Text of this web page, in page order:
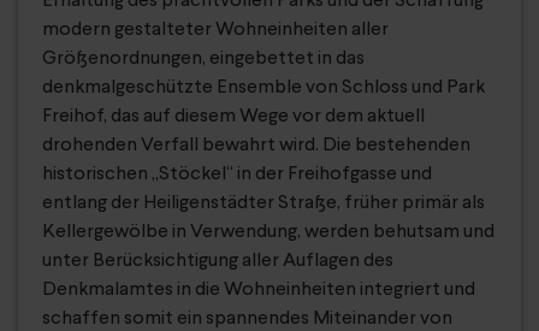
modern gestalteter Wohneinheiten aller
Größenordnungen, eingebettet in das
denkmalgeschützte Ensemble von Schloss und Park
Freihof, das auf diesem Wege vor dem aktuell
drohenden Verfall bewahrt wird. Die bestehenden
historischen „Stöckel“ in der Freihofgasse und
entlang der Heiligenstädter Straße, früher primär als
Kellergewölbe in Verwendung, werden behutsam und
unter Berücksichtigung aller Auflagen des
Denkmalamtes in die Wohneinheiten integriert und
schaffen somit ein spannendes Miteinander von